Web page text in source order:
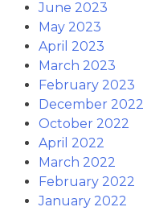
June 2023
May 2023
April 2023
March 2023
February 2023
December 2022
October 2022
April 2022
March 2022
February 2022
January 2022